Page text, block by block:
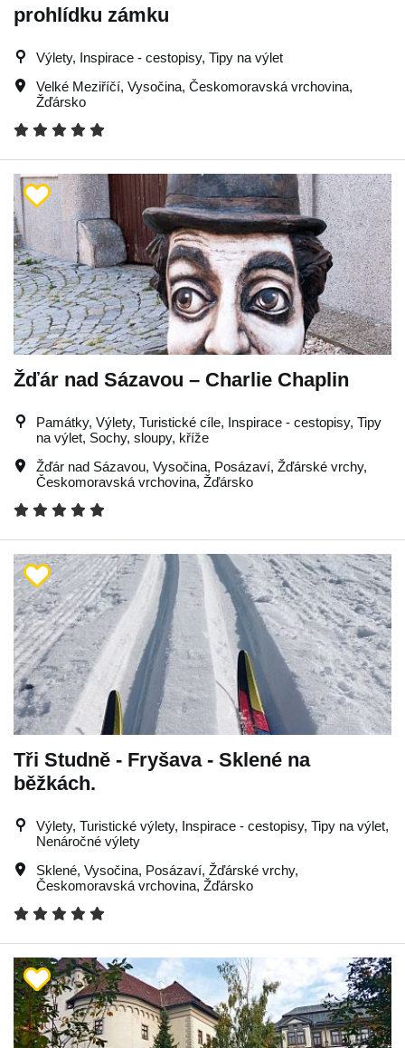
prohlídku zámku
Výlety, Inspirace - cestopisy, Tipy na výlet
Velké Meziříčí, Vysočina, Českomoravská vrchovina,
Žďársko
Žďár nad Sázavou – Charlie Chaplin
Památky, Výlety, Turistické cíle, Inspirace - cestopisy, Tipy
na výlet, Sochy, sloupy, kříže
Žďár nad Sázavou, Vysočina, Posázaví, Žďárské vrchy,
Českomoravská vrchovina, Žďársko
Tři Studně - Fryšava - Sklené na
běžkách.
Výlety, Turistické výlety, Inspirace - cestopisy, Tipy na výlet,
Nenáročné výlety
Sklené, Vysočina, Posázaví, Žďárské vrchy,
Českomoravská vrchovina, Žďársko